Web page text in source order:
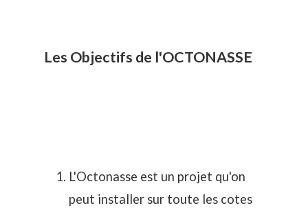
Les Objectifs de l'OCTONASSE
L'Octonasse est un projet qu'on
peut installer sur toute les cotes